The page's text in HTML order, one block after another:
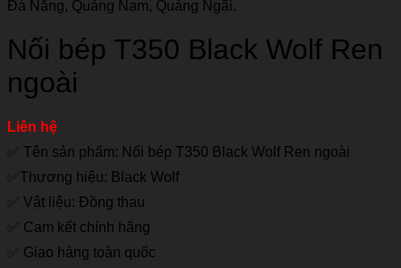
Nối bép T350 Black Wolf Ren
ngoài
Liên hệ
✅ Tên sản phẩm: Nối bép T350 Black Wolf Ren ngoài
✅Thương hiệu: Black Wolf
✅ Vật liệu: Đồng thau
✅ Cam kết chính hãng
✅ Giao hàng toàn quốc